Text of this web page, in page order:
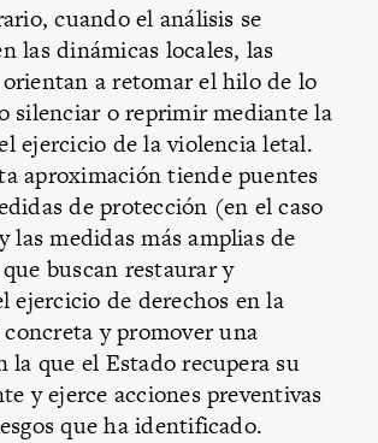
cuando el análisis se
las dinámicas locales, las
a retomar el hilo de lo
silenciar o reprimir mediante la
ejercicio de la violencia letal.
aproximación tiende puentes
de protección (en el caso
las medidas más amplias de
buscan restaurar y
ejercicio de derechos en la
y promover una
la que el Estado recupera su
y ejerce acciones preventivas
que ha identificado.